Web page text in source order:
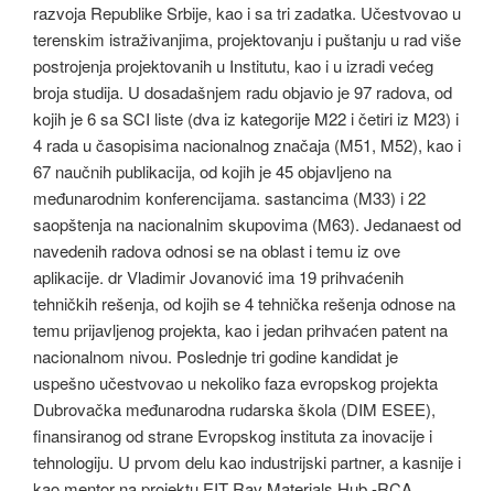
razvoja Republike Srbije, kao i sa tri zadatka. Učestvovao u
terenskim istraživanjima, projektovanju i puštanju u rad više
postrojenja projektovanih u Institutu, kao i u izradi većeg
broja studija. U dosadašnjem radu objavio je 97 radova, od
kojih je 6 sa SCI liste (dva iz kategorije M22 i četiri iz M23) i
4 rada u časopisima nacionalnog značaja (M51, M52), kao i
67 naučnih publikacija, od kojih je 45 objavljeno na
međunarodnim konferencijama. sastancima (M33) i 22
saopštenja na nacionalnim skupovima (M63). Jedanaest od
navedenih radova odnosi se na oblast i temu iz ove
aplikacije. dr Vladimir Jovanović ima 19 prihvaćenih
tehničkih rešenja, od kojih se 4 tehnička rešenja odnose na
temu prijavljenog projekta, kao i jedan prihvaćen patent na
nacionalnom nivou. Poslednje tri godine kandidat je
uspešno učestvovao u nekoliko faza evropskog projekta
Dubrovačka međunarodna rudarska škola (DIM ESEE),
finansiranog od strane Evropskog instituta za inovacije i
tehnologiju. U prvom delu kao industrijski partner, a kasnije i